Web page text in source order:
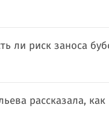
ли риск заноса
рассказала,